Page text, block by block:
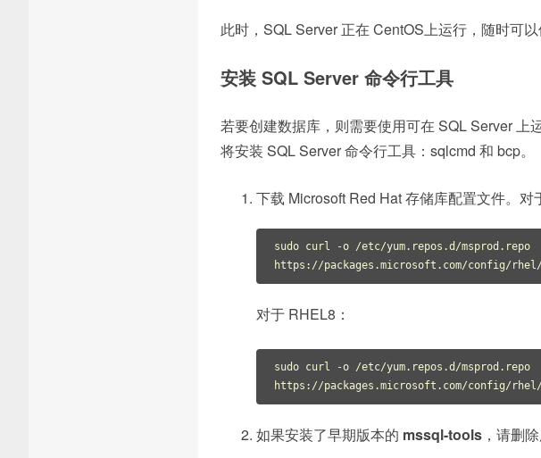
此时，SQL Server 正在 CentOS上运行，随时可以
安装 SQL Server 命令行工具
若要创建数据库，则需要使用可在 SQL Server 上
将安装 SQL Server 命令行工具：sqlcmd 和 bcp。
下载 Microsoft Red Hat 存储库配置文件。对
sudo curl -o /etc/yum.repos.d/msprod.repo
对于 RHEL8：
sudo curl -o /etc/yum.repos.d/msprod.repo
如果安装了早期版本的 mssql-tools ，请删